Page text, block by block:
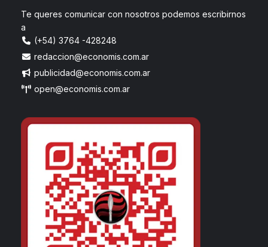
Te queres comunicar con nosotros podemos escribirnos
a
(+54) 3764 -428248
redaccion@economis.com.ar
publicidad@economis.com.ar
open@economis.com.ar